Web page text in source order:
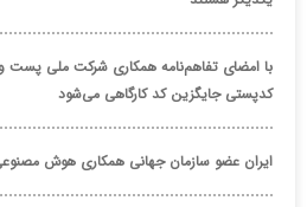
با امضای تفاهم‌نامه همکاری شرکت ملی پست و
کدپستی جایگزین کد کارگاهی می‌شود
ایران عضو سازمان جهانی همکاری هوش